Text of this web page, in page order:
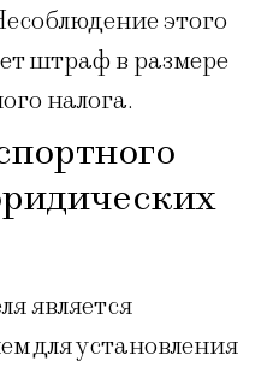
этого
штраф в размере
налога.
является
для установления